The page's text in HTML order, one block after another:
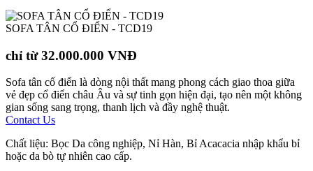
SOFA TÂN CỔ ĐIỂN - TCD19
chỉ từ 32.000.000 VNĐ
Sofa tân cổ điển là dòng nội thất mang phong cách giao thoa giữa
vẻ đẹp cổ điển châu Âu và sự tinh gọn hiện đại, tạo nên một không
gian sống sang trọng, thanh lịch và đầy nghệ thuật.
Contact Us
Chất liệu: Bọc Da công nghiệp, Nỉ Hàn, Bỉ Acacacia nhập khẩu bỉ
hoặc da bò tự nhiên cao cấp.